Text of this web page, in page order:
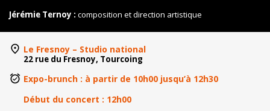
Jérémie Ternoy : composition et direction artistique
Le Fresnoy – Studio national
22 rue du Fresnoy, Tourcoing
Expo-brunch : à partir de 10h00 jusqu’à 12h30
Début du concert : 12h00